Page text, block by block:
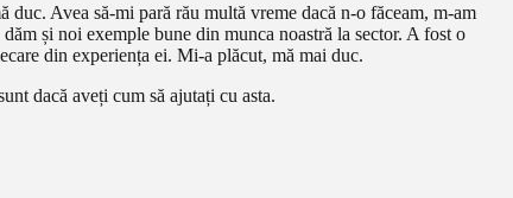
Avea să-mi pară rău multă vreme dacă n-o făceam, m-am
și noi exemple bune din munca noastră la sector. A fost o
din experiența ei. Mi-a plăcut, mă mai duc.
dacă aveți cum să ajutați cu asta.